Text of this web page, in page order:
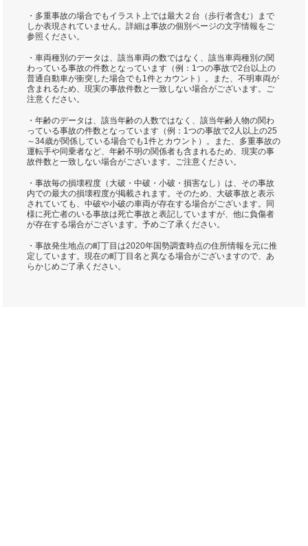
・多重事故の場合でもイラスト上では最大２台（歩行者含む）まで
しか表現されていません。詳細は事故の個別ページの文字情報をご
参照ください。
・車両種別のデータは、該当車両の数ではなく、該当車両種別の関
わっている事故の件数となっています（例：1つの事故で2台以上の
普通自動車が衝突した場合でも1件とカウント）。また、不明車両が
含まれるため、現実の事故件数と一致しない場合がございます。ご
注意ください。
・年齢のデータは、該当年齢の人数ではなく、該当年齢人物の関わ
っている事故の件数となっています（例：1つの事故で2人以上の25
～34歳が関係している場合でも1件とカウント）。また、多重事故の
運転手や同乗者など、年齢不明の関係者も含まれるため、現実の事
故件数と一致しない場合がございます。ご注意ください。
・事故毎の損壊程度（大破・中破・小破・損害なし）は、その事故
内での最大の損壊程度が掲載されます。そのため、大破事故と表示
されていても、中破や小破の車両が存在する場合がございます。同
様に死亡者のいる事故は死亡事故と表記していますが、他に負傷者
が存在する場合がございます。予めご了承ください。
・事故発生地点の町丁目は2020年国勢調査時点の住所情報を元に推
定しています。現在の町丁目名と異なる場合がございますので、あ
らかじめご了承ください。